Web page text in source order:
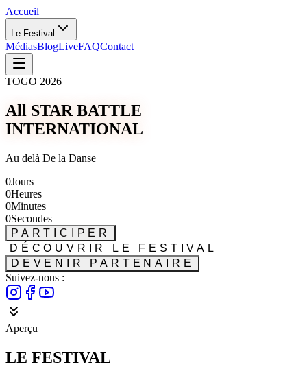
Accueil
Le Festival
MédiasBlogLiveFAQContact
TOGO 2026
All STAR BATTLE
INTERNATIONAL
Au delà De la Danse
0Jours
0Heures
0Minutes
0Secondes
PARTICIPER
DÉCOUVRIR LE FESTIVAL
DEVENIR PARTENAIRE
Suivez-nous :
Aperçu
LE FESTIVAL